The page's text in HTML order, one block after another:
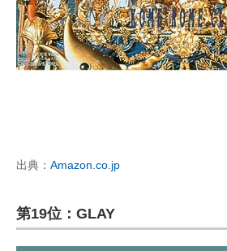
出典： Amazon.co.jp
第19位：GLAY